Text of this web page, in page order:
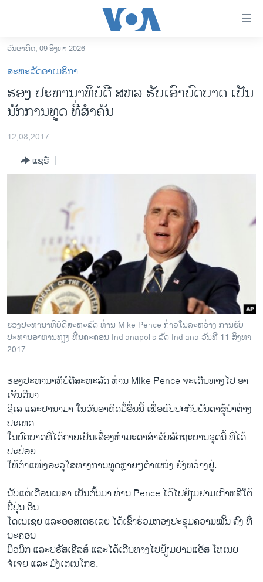
ເຂົ້າ
ຫາ
ຂ້າມ
ຂ້າມ
ຫາ
ອາເມຣິກາ
ການເລືອກຕັ້ງ ປະທານາທີບໍດີ ສະຫະລັດ 2024
ຂ່າວ​ຈີນ
ໂລກ
ອິດສະຫຼະພາບດ້ານການຂ່າວ
ຊຸມຊົນຊາວລາວ
ວິທະຍາສາດ-ເທັກໂນໂລຈີ
ທຸລະກິດ
ພາສາອັງກິດ
ວີດີໂອ
ສຽງ
ລາຍການກະຈາຍສຽງ
ລາຍງານ
ຕິດຕາມພວກເຮົາ ທີ່
ພາສາຕ່າງໆ
ວັນອາທິດ, 09 ສິງຫາ 2026
ສະຫະລັດອາເມຣິກາ
ຮອງ ປະທານາທິບໍດີ ສຫລ ຮັບເອົາບົດບາດ ເປັນ
ນັກການທູດ ທີ່ສຳຄັນ
12,08,2017
ແຊຣ໌
ຮອງປະທານາທິບໍດີສະຫະລັດ ທ່ານ Mike Pence ກ່າວໃນລະຫວ່າງ ການຮັບ
ປະທານອາຫານທ່ຽງ ທີ່ນຄະຄອນ Indianapolis ລັດ Indiana ວັນທີ 11 ສິງຫາ
2017.
ຮອງປະທານາທິບໍດີສະຫະລັດ ທ່ານ Mike Pence ຈະເດີນທາງໄປ ອາ
ເຈັນຕີນາ
ຊີເລ ແລະປານາມາ ໃນວັນອາທິດມື້ອື່ນນີ້ ​ເພື່ອພົບປະກັບບັນດາຜູ້ນຳຕ່າງ
ປະເທດ
ໃນບົດບາດທີ່​ໄດ້​ກາຍເປັນ​ເລື່ອງ​ທຳ​ມະ​ດາ​ສຳລັບລັດຖະບານຊຸດ​ນີ້ ທີ່ໄດ້
ປະປ່ອຍ
ໃຫ້​ຕຳ​ແໜ່​ງອະ​ວຸ​ໂສ​ທາງການທູດຫຼາຍໆ​ຕຳ​ແໜ່​ງ ຍັງຫວ່າງຢູ່.
ນັບແຕ່ເດືອນເມສາ ​ເປັນຕົ້ນມາ ທ່ານ Pence ໄດ້​ໄປຢ້ຽມຢາມເກົາຫລີໃຕ້
ຍີ່ປຸ່ນ ອິນ
ໂດເນເຊຍ ແລະອອສເຕຣເລຍ ໄດ້ເຂົ້າຮ່ວມກອງປະຊຸມຄວາມໝັ້ນ ຄົງ ທີ່​
ນະຄອນ
ມິວນິກ ແລະບຣັສເຊີລສ໌ ແລະໄດ້ເດີນທາງໄປຢ້ຽມຢາມແອັສ ໂທເນຍ
ຈໍເຈຍ ແລະ ມົງເຕເນໂກຣ.